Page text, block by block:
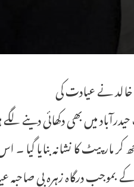
حیدرآباد میں بھی دکھائی
کو نام پوچھ کر مارپیٹ کا نشانہ